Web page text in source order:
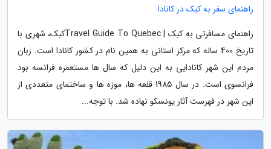
راهنمای سفر به کبک در کانادا
راهنمای مسافرتی به کبک | Travel Guide To Quebecکبک، شهری با
تاریخ 400 ساله که مرکز استانی به همین نام در کشور کانادا است. زبان
مردم این شهر کانادایی به این دلیل که سال ها مستعمره فرانسه بود
فرانسوی است. در سال 1985 قلعه ها، موزه ها و ساختمای متعددی از
این شهر در فهرست آثار یونسکو نهاده شد. با توجه...